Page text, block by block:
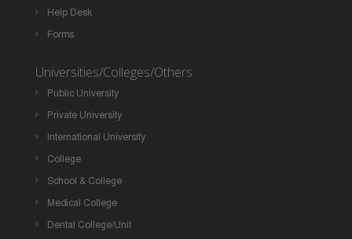
Help Desk
Forms
Universities/Colleges/Others
Public University
Private University
International University
College
School & College
Medical College
Dental College/Unit